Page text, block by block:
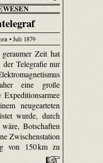
• Juli 1879
Zeit hat
Telegrafie nur
eine große
neu­gearteten
wurde, durch
Botschaften
Zwischenstation
von 150 km zu